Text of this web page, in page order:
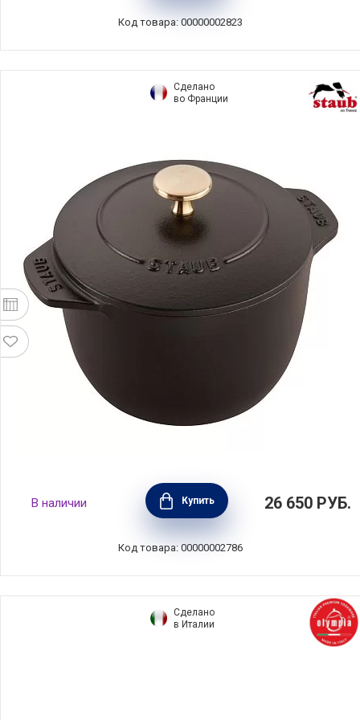
Код товара: 00000002823
Сделано
во Франции
Кокот для риса чугунный 1,5 л, цвет черный,
Staub, Франция, 11721625
В наличии Купить 26 650 РУБ.
Код товара: 00000002786
Сделано
в Италии